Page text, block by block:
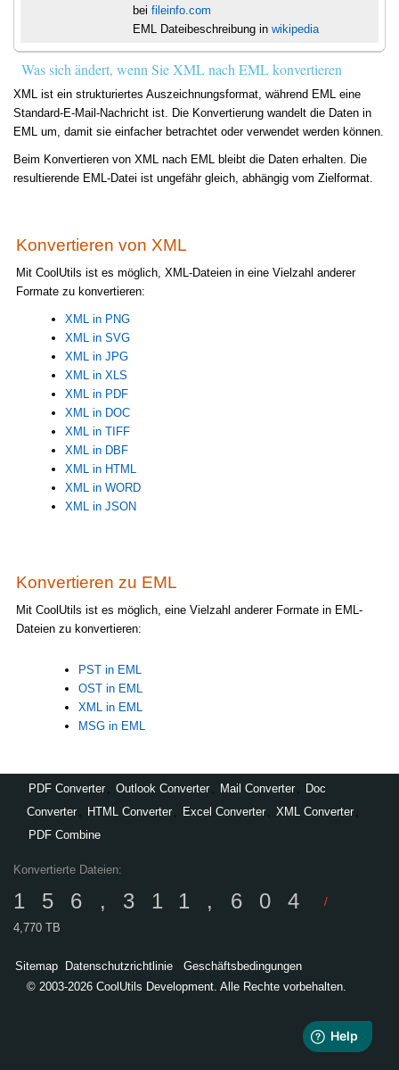
bei fileinfo.com
EML Dateibeschreibung in wikipedia
Was sich ändert, wenn Sie XML nach EML konvertieren
XML ist ein strukturiertes Auszeichnungsformat, während EML eine
Standard-E-Mail-Nachricht ist. Die Konvertierung wandelt die Daten in
EML um, damit sie einfacher betrachtet oder verwendet werden können.
Beim Konvertieren von XML nach EML bleibt die Daten erhalten. Die
resultierende EML-Datei ist ungefähr gleich, abhängig vom Zielformat.
Konvertieren von XML
Mit CoolUtils ist es möglich, XML-Dateien in eine Vielzahl anderer
Formate zu konvertieren:
XML in PNG
XML in SVG
XML in JPG
XML in XLS
XML in PDF
XML in DOC
XML in TIFF
XML in DBF
XML in HTML
XML in WORD
XML in JSON
Konvertieren zu EML
Mit CoolUtils ist es möglich, eine Vielzahl anderer Formate in EML-
Dateien zu konvertieren:
PST in EML
OST in EML
XML in EML
MSG in EML
PDF Converter , Outlook Converter , Mail Converter ,
Doc
Converter , HTML Converter , Excel Converter , XML Converter ,
PDF Combine
Konvertierte Dateien:
156,311,604
/
4,770 TB
Sitemap Datenschutzrichtlinie
Geschäftsbedingungen
© 2003-2026 CoolUtils Development. Alle Rechte vorbehalten.